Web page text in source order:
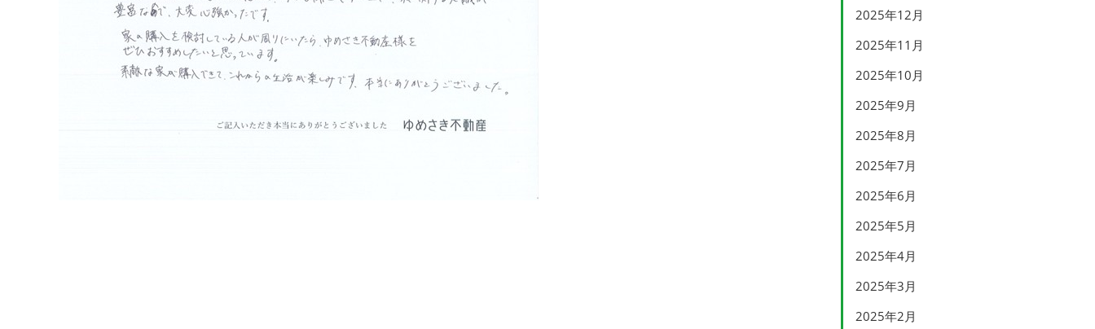
2025年12月
2025年11月
2025年10月
2025年9月
2025年8月
2025年7月
2025年6月
2025年5月
2025年4月
2025年3月
2025年2月